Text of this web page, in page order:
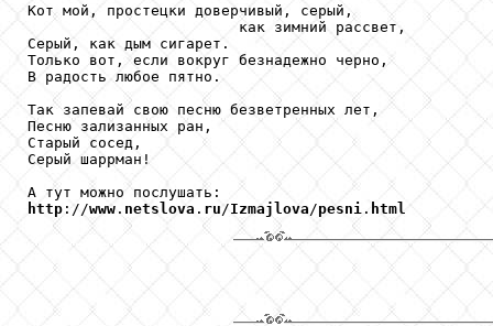
Кот мой, простецки доверчивый, серый,
                        как зимний рассвет,
Серый, как дым сигарет.
Только вот, если вокруг безнадежно черно,
В радость любое пятно.
Так запевай свою песню безветренных лет,
Песню зализанных ран,
Старый сосед,
Серый шаррман!
http ://www . netslova . ru /Izmajlova /pesni . html